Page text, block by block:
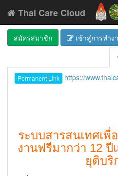
Thai Care Cloud
สมัครสมาชิก เข้าสู่การทำง
Permanent Link https://
ระบบสารสนเทศเพื่
งานฟรีมากว่า 12
ยุติบริ